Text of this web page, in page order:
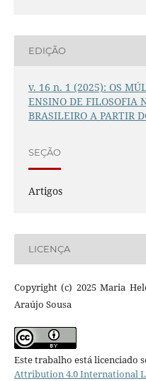
EDIÇÃO
v. 16 n. 1 (2025): OS
ENSINO DE FILOSOFIA
BRASILEIRO A PARTIR
SEÇÃO
Artigos
LICENÇA
Copyright (c) 2025 Maria
Araújo Sousa
Este trabalho está licenciado
Attribution 4.0 International